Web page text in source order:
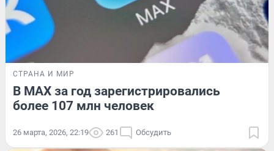
СТРАНА И МИР
В MAX за год зарегистрировались
более 107 млн человек
26 марта, 2026, 22:19 261 Обсудить